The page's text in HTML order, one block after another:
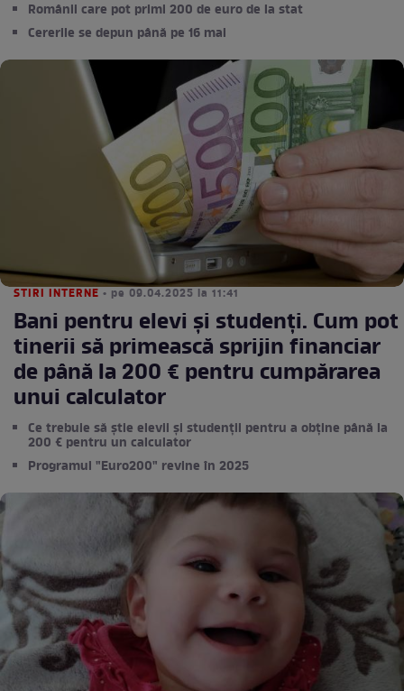
Românii care pot primi 200 de euro de la stat
Cererile se depun până pe 16 mai
STIRI INTERNE • pe 09.04.2025 la 11:41
Bani pentru elevi și studenți. Cum pot
tinerii să primească sprijin financiar
de până la 200 € pentru cumpărarea
unui calculator
Ce trebuie să știe elevii și studenții pentru a obține până la
200 € pentru un calculator
Programul "Euro200" revine în 2025